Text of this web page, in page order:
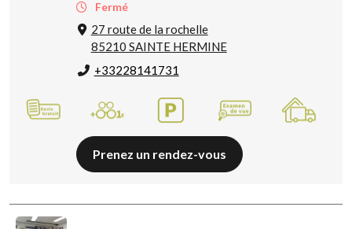
Fermé
27 route de la rochelle
85210 SAINTE HERMINE
+33228141731
Prenez un rendez-vous